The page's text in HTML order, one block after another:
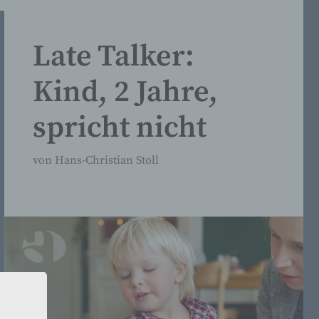
Late Talker:
Kind, 2 Jahre,
spricht nicht
von Hans-Christian Stoll